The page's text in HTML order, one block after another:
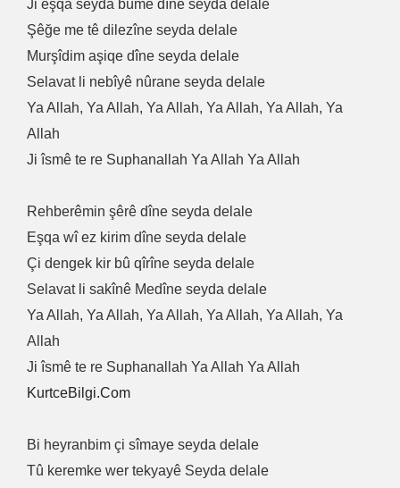
Ji eşqa seyda bûme dîne seyda delale
Şêğe me tê dilezîne seyda delale
Murşîdim aşiqe dîne seyda delale
Selavat li nebîyê nûrane seyda delale
Ya Allah, Ya Allah, Ya Allah, Ya Allah, Ya Allah, Ya
Allah
Ji îsmê te re Suphanallah Ya Allah Ya Allah
Rehberêmin şêrê dîne seyda delale
Eşqa wî ez kirim dîne seyda delale
Çi dengek kir bû qîrîne seyda delale
Selavat li sakînê Medîne seyda delale
Ya Allah, Ya Allah, Ya Allah, Ya Allah, Ya Allah, Ya
Allah
Ji îsmê te re Suphanallah Ya Allah Ya Allah
KurtceBilgi.Com
Bi heyranbim çi sîmaye seyda delale
Tû keremke wer tekyayê Seyda delale